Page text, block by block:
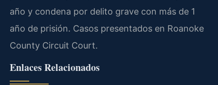
año y condena por delito grave con más de 1
año de prisión. Casos presentados en Roanoke
County Circuit Court.
Enlaces Relacionados